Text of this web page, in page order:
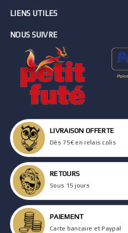
LIENS UTILES
NOUS SUIVRE
LIVRAISON OFFERTE
Dès 75€ en relais colis
RETOURS
Sous 15 jours
PAIEMENT
Carte bancaire et Paypal